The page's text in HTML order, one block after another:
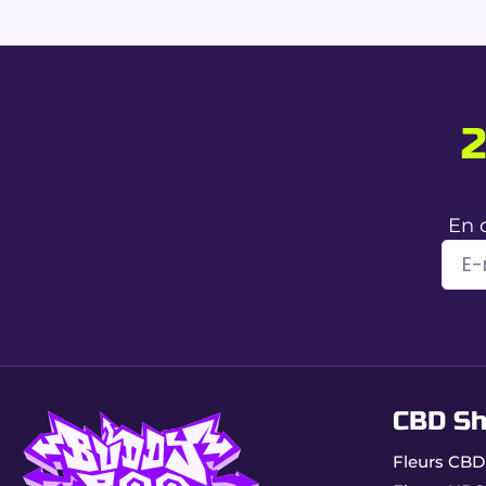
Comment
restitution optimale des
diffusion lente et
En
CBD
Fleurs